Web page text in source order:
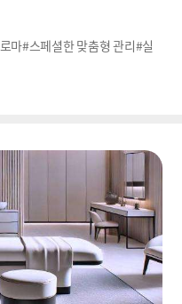
마#스페셜한 맞춤형 관리#실